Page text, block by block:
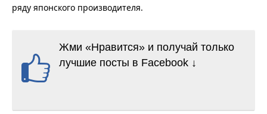
ряду японского производителя.
Жми «Нравится» и получай только
лучшие посты в Facebook ↓